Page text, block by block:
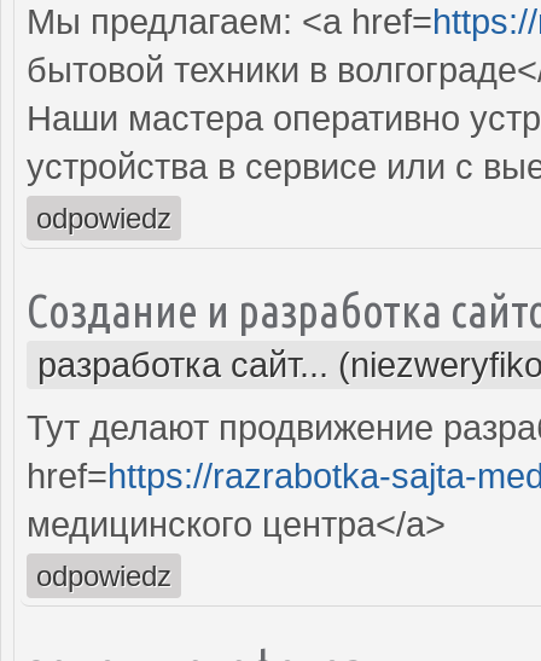
Мы предлагаем: <a href=
бытовой техники в
Наши мастера оперативно
устройства в сервисе или с
odpowiedz
Создание и разработка
разработка сайт...
Тут делают продвижение
href=https://razrabotka-sajta-
медицинского центра</a>
odpowiedz